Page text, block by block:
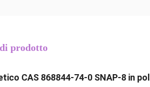
prodotto
CAS 868844-74-0 SNAP-8 in